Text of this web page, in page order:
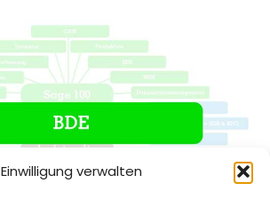
Einwilligung verwalten